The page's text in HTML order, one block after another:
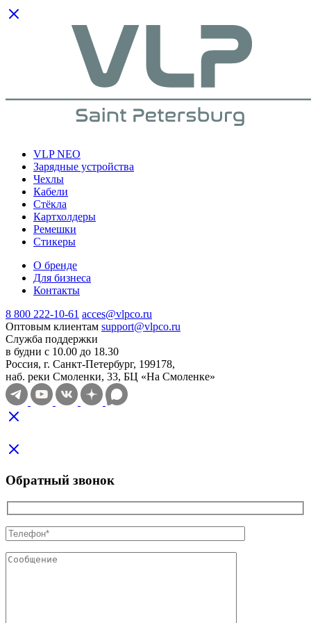
VLP NEO
Зарядные устройства
Чехлы
Кабели
Cтёкла
Картхолдеры
Ремешки
Стикеры
О бренде
Для бизнеса
Контакты
8 800 222-10-61 acces@vlpco.ru
Оптовым клиентам support@vlpco.ru
Служба поддержки
в будни с 10.00 до 18.30
Россия, г. Санкт-Петербург, 199178,
наб. реки Смоленки, 33, БЦ «На Смоленке»
Обратный звонок